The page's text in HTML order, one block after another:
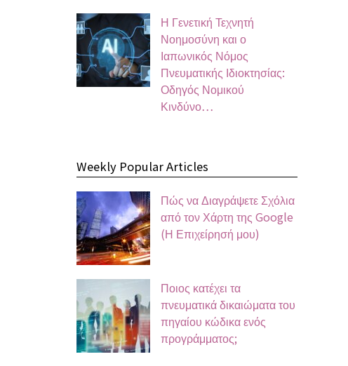
Η Γενετική Τεχνητή
Νοημοσύνη και ο
Ιαπωνικός Νόμος
Πνευματικής Ιδιοκτησίας:
Οδηγός Νομικού
Κινδύνο…
Weekly Popular Articles
Πώς να Διαγράψετε Σχόλια
από τον Χάρτη της Google
(Η Επιχείρησή μου)
Ποιος κατέχει τα
πνευματικά δικαιώματα του
πηγαίου κώδικα ενός
προγράμματος;